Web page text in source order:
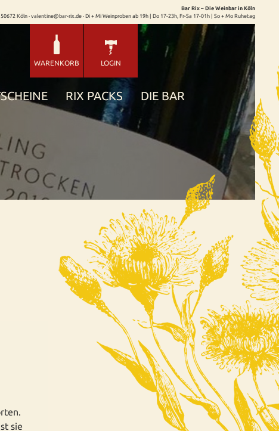
Bar Rix – Die Weinbar in Köln
50672 Köln · valentine@bar-rix.de · Di + Mi Weinproben ab 19h | Do 17-23h, Fr-Sa 17-01h | So + Mo Ruhetag
WARENKORB LOGIN
RIX PACKS DIE BAR
sie